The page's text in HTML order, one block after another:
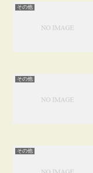
その他
その他
その他